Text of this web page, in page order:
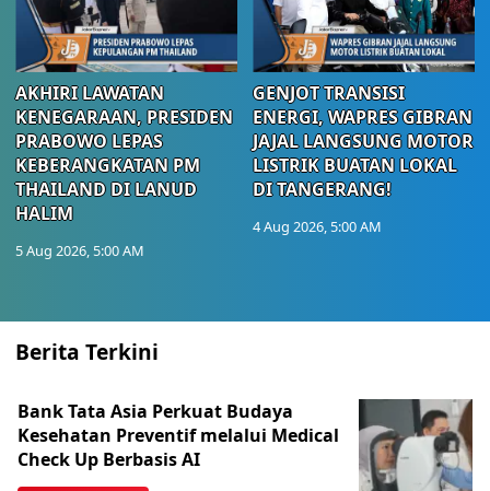
AKHIRI LAWATAN
KENEGARAAN, PRESIDEN
PRABOWO LEPAS
KEBERANGKATAN PM
THAILAND DI LANUD
HALIM
5 Aug 2026, 5:00 AM
GENJOT TRANSISI
ENERGI, WAPRES GIBRAN
JAJAL LANGSUNG MOTOR
LISTRIK BUATAN LOKAL
DI TANGERANG!
4 Aug 2026, 5:00 AM
Berita Terkini
Bank Tata Asia Perkuat Budaya
Kesehatan Preventif melalui Medical
Check Up Berbasis AI